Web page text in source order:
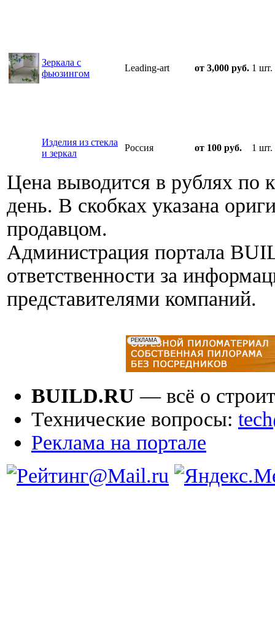
Зеркала с
фьюзингом
Leading-art от 3,000 руб. 1 шт.
Изделия из стекла
и зеркал
Россия от 100 руб. 1 шт.
Цена выводится в рублях
день. В скобках указана
продавцом.
Администрация портала
ответственности за
представителями компаний.
BUILD.RU — всё о
Технические вопросы:
Реклама на портале